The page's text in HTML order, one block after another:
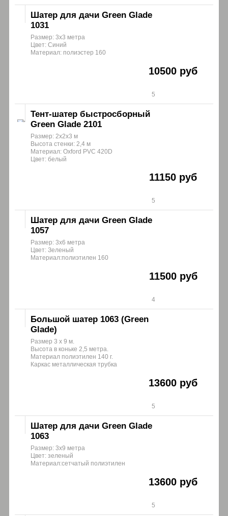
Шатер для дачи Green Glade
1031
Размер: 3х3 метра
Цвет: Синий
Материал: полиэстер 160
10500 руб
5
Тент-шатер быстросборный
Green Glade 2101
Размер: 2x2x3 м
Высота стенки: 2,4 м
Материал: Oxford PVC 420D
Цвет: белый
11150 руб
5
Шатер для дачи Green Glade
1057
Размер: 3х6 метра
Цвет: Зеленый
Материал:полиэтилен 160
11500 руб
4
Большой шатер 1063 (Green
Glade)
Размер 3 х 9 м.
Высота в коньке 2,5 метра.
Материал полиэтилен 140 г.
Каркас металлическая трубка
13600 руб
5
Шатер для дачи Green Glade
1063
Размер: 3х9 метра
Цвет: зеленый
Материал:сетчатый полиэтилен
13600 руб
5